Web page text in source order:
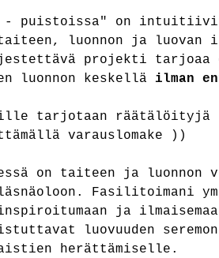
- puistoissa" on
luonnon ja luovan
projekti tarjoaa
luonnon keskellä ilman
tarjotaan räätälöityjä
varauslomake ))
on taiteen ja luonnon
Fasilitoimani
ja
luovuuden
herättämiselle.